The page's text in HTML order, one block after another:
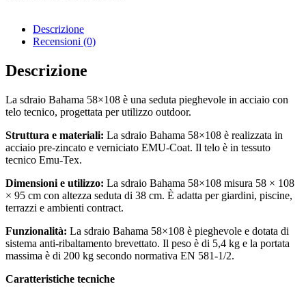
Descrizione
Recensioni (0)
Descrizione
La sdraio Bahama 58×108 è una seduta pieghevole in acciaio con
telo tecnico, progettata per utilizzo outdoor.
Struttura e materiali: La sdraio Bahama 58×108 è realizzata in
acciaio pre-zincato e verniciato EMU-Coat. Il telo è in tessuto
tecnico Emu-Tex.
Dimensioni e utilizzo: La sdraio Bahama 58×108 misura 58 × 108
× 95 cm con altezza seduta di 38 cm. È adatta per giardini, piscine,
terrazzi e ambienti contract.
Funzionalità: La sdraio Bahama 58×108 è pieghevole e dotata di
sistema anti-ribaltamento brevettato. Il peso è di 5,4 kg e la portata
massima è di 200 kg secondo normativa EN 581-1/2.
Caratteristiche tecniche